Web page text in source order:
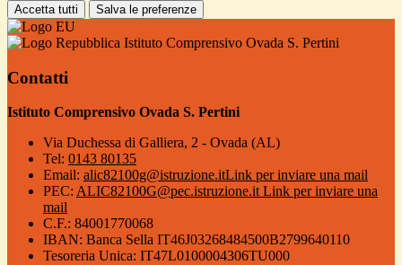
Accetta tutti Salva le preferenze
Istituto Comprensivo Ovada S. Pertini
Contatti
Istituto Comprensivo Ovada S. Pertini
Via Duchessa di Galliera, 2 - Ovada (AL)
Tel: 0143 80135
Email: alic82100g@istruzione.itLink per inviare una mail
PEC: ALIC82100G@pec.istruzione.it Link per inviare una
mail
C.F.: 84001770068
IBAN: Banca Sella IT46J03268484500B2799640110
Tesoreria Unica: IT47L0100004306TU000